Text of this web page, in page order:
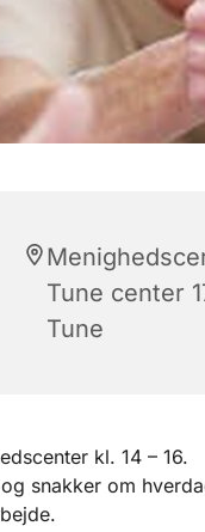
Tune center
Tune
kl. 14 – 16.
snakker om